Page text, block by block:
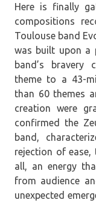
Here is finally
compositions
Toulouse band
was built upon a
band’s bravery
theme to a 43-
than 60 themes
creation were
confirmed the
band,
rejection of ease,
all, an energy
from audience
unexpected